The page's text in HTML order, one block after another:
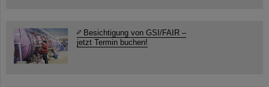
Besichtigung von GSI/FAIR –
jetzt Termin buchen!